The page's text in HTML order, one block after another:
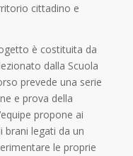
cittadino e
è costituita da
dalla Scuola
prevede una serie
e prova della
propone ai
brani legati da un
le proprie